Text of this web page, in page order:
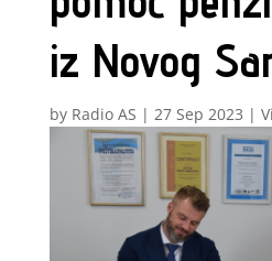
iz Novog
by Radio AS | 27 Sep 2023 |